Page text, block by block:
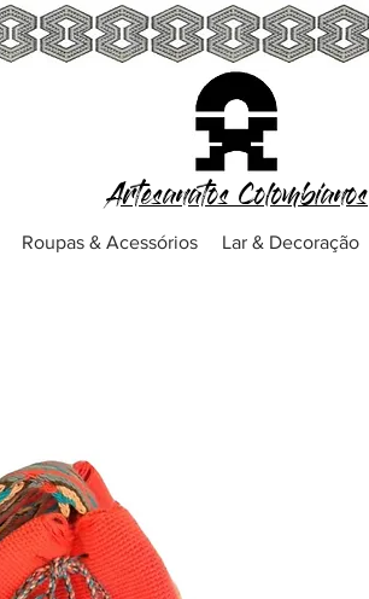
Artesanatos Colombianos
Roupas & Acessórios Lar & Decoração